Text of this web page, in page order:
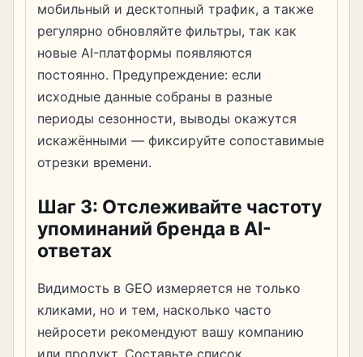
мобильный и десктопный трафик, а также
регулярно обновляйте фильтры, так как
новые AI-платформы появляются
постоянно. Предупреждение: если
исходные данные собраны в разные
периоды сезонности, выводы окажутся
искажёнными — фиксируйте сопоставимые
отрезки времени.
Шаг 3: Отслеживайте частоту
упоминаний бренда в AI-
ответах
Видимость в GEO измеряется не только
кликами, но и тем, насколько часто
нейросети рекомендуют вашу компанию